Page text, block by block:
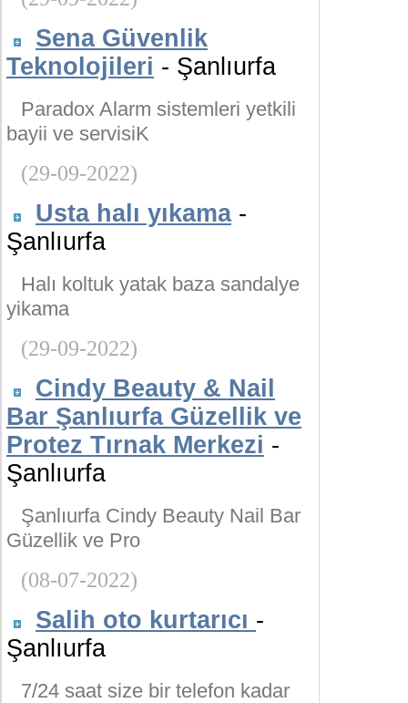
Sena Güvenlik
Teknolojileri - Şanlıurfa
Paradox Alarm sistemleri yetkili
bayii ve servisiK
(29-09-2022)
Usta halı yıkama-
Şanlıurfa
Halı koltuk yatak baza sandalye
yikama
(29-09-2022)
Cindy Beauty & Nail
Bar Şanlıurfa Güzellik ve
Protez Tırnak Merkezi -
Şanlıurfa
Şanlıurfa Cindy Beauty Nail Bar
Güzellik ve Pro
(08-07-2022)
Salih oto kurtarıcı -
Şanlıurfa
7/24 saat size bir telefon kadar